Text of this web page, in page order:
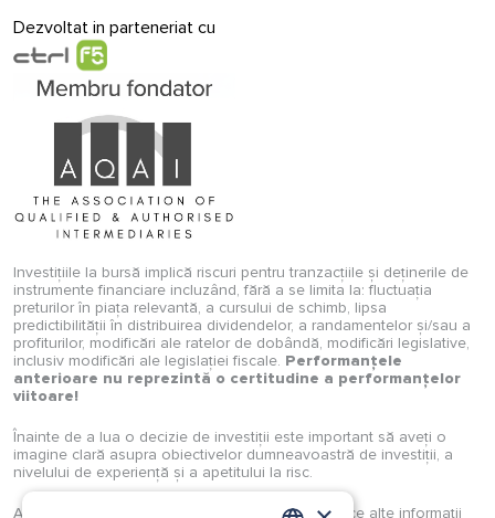
Dezvoltat in parteneriat cu
Investițiile la bursă implică riscuri pentru tranzacțiile și deținerile de
instrumente financiare incluzând, fără a se limita la: fluctuația
preturilor în piața relevantă, a cursului de schimb, lipsa
predictibilității în distribuirea dividendelor, a randamentelor și/sau a
profiturilor, modificări ale ratelor de dobândă, modificări legislative,
inclusiv modificări ale legislației fiscale. Performanțele
anterioare nu reprezintă o certitudine a performanțelor
viitoare!
Înainte de a lua o decizie de investiții este important să aveți o
imagine clară asupra obiectivelor dumneavoastră de investiții, a
nivelului de experiență și a apetitului la risc.
Analizele, studiile, opiniile, știrile, prețurile sau orice alte informații